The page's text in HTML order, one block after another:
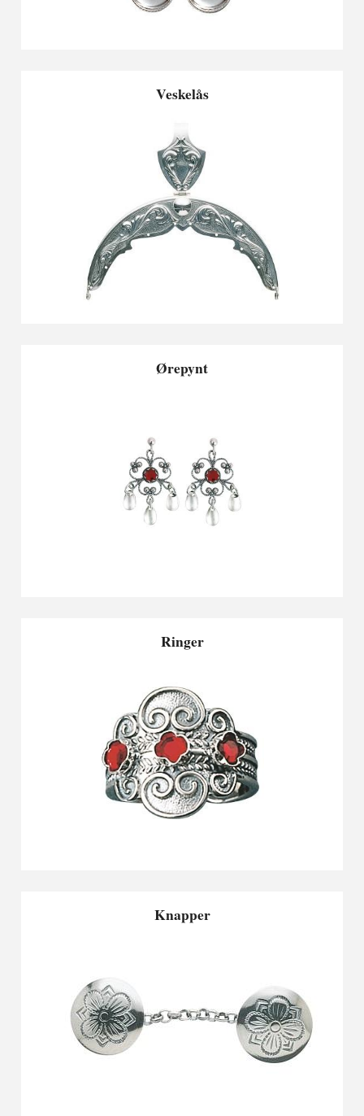
Veskelås
Ørepynt
Ringer
Knapper